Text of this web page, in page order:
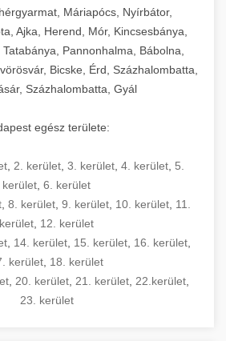
Máriapócs, Nyírbátor,
Ajka, Herend, Mór, Kincsesbánya,
Pannonhalma, Bábolna,
Bicske, Érd, Százhalombatta,
Százhalombatta, Gyál
egész területe:
2. kerület 3. kerület 4. kerület 5.
kerület 6. kerület
, 8. kerület, 9. kerület, 10. kerület, 11.
kerület 12. kerület
14. kerület 15. kerület 16. kerület
kerület 18. kerület
20. kerület 21. kerület 22.kerület
23. kerület